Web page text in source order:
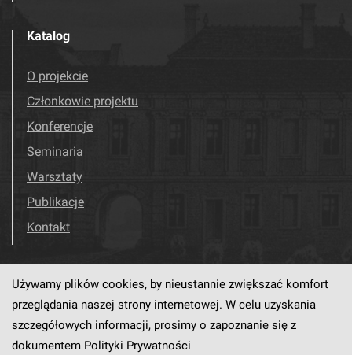
Katalog
O projekcie
Członkowie projektu
Konferencje
Seminaria
Warsztaty
Publikacje
Kontakt
Odwiedź nas! Facebook
Używamy plików cookies, by nieustannie zwiększać komfort
przeglądania naszej strony internetowej. W celu uzyskania
szczegółowych informacji, prosimy o zapoznanie się z
dokumentem Polityki Prywatności